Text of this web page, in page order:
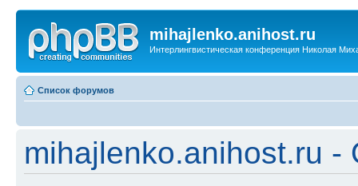
mihajlenko.anihost.ru
Интерлингвистическая конференция Николая
Список форумов
mihajlenko.anihost.ru